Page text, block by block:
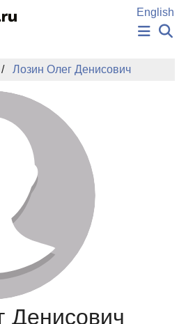
English
НОВОСТИ
АВТОРЫ
РУКОПИСЬ
ЗНАНИЙ
СЛОВА
Лозин Олег Денисович
Денисович